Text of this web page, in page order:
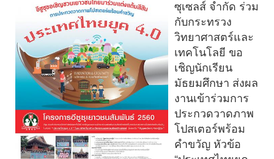
ซุเซลส์ จำกัด ร่วม
กับกระทรวง
วิทยาศาสตร์และ
เทคโนโลยี ขอ
เชิญนักเรียน
มัธยมศึกษา ส่งผล
งานเข้าร่วมการ
ประกวดวาดภาพ
โปสเตอร์พร้อม
คำขวัญ หัวข้อ